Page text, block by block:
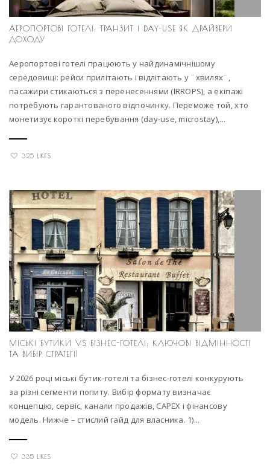
АЕРОПОРТОВІ ГОТЕЛІ: ТРАНЗИТ І DAY-USE ЯК ДРАЙВЕРИ
ДОХОДУ
Аеропортові готелі працюють у найдинамічнішому
середовищі: рейси прилітають і відлітають у ¨хвилях¨,
пасажири стикаються з перенесеннями (IRROPS), а екіпажі
потребують гарантованого відпочинку. Переможе той, хто
монетизує короткі перебування (day-use, microstay),...
325 LIKES
МІСЬКІ БУТИКИ VS БІЗНЕС-ГОТЕЛІ: КЛЮЧОВІ ВІДМІННОСТІ
ТА ВИБІР СТРАТЕГІЇ
У 2026 році міські бутик-готелі та бізнес-готелі конкурують
за різні сегменти попиту. Вибір формату визначає
концепцію, сервіс, канали продажів, CAPEX і фінансову
модель. Нижче – стислий гайд для власника. 1)...
335 LIKES